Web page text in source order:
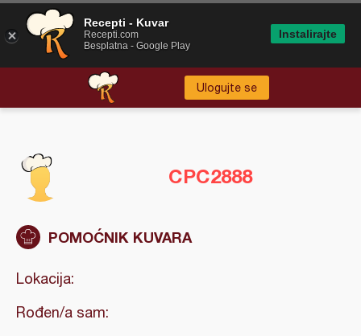
Ulogujte se
CPC2888
POMOĆNIK KUVARA
Lokacija:
Rođen/a sam:
Recepti - Kuvar
Recepti.com
Besplatna - Google Play
Instalirajte